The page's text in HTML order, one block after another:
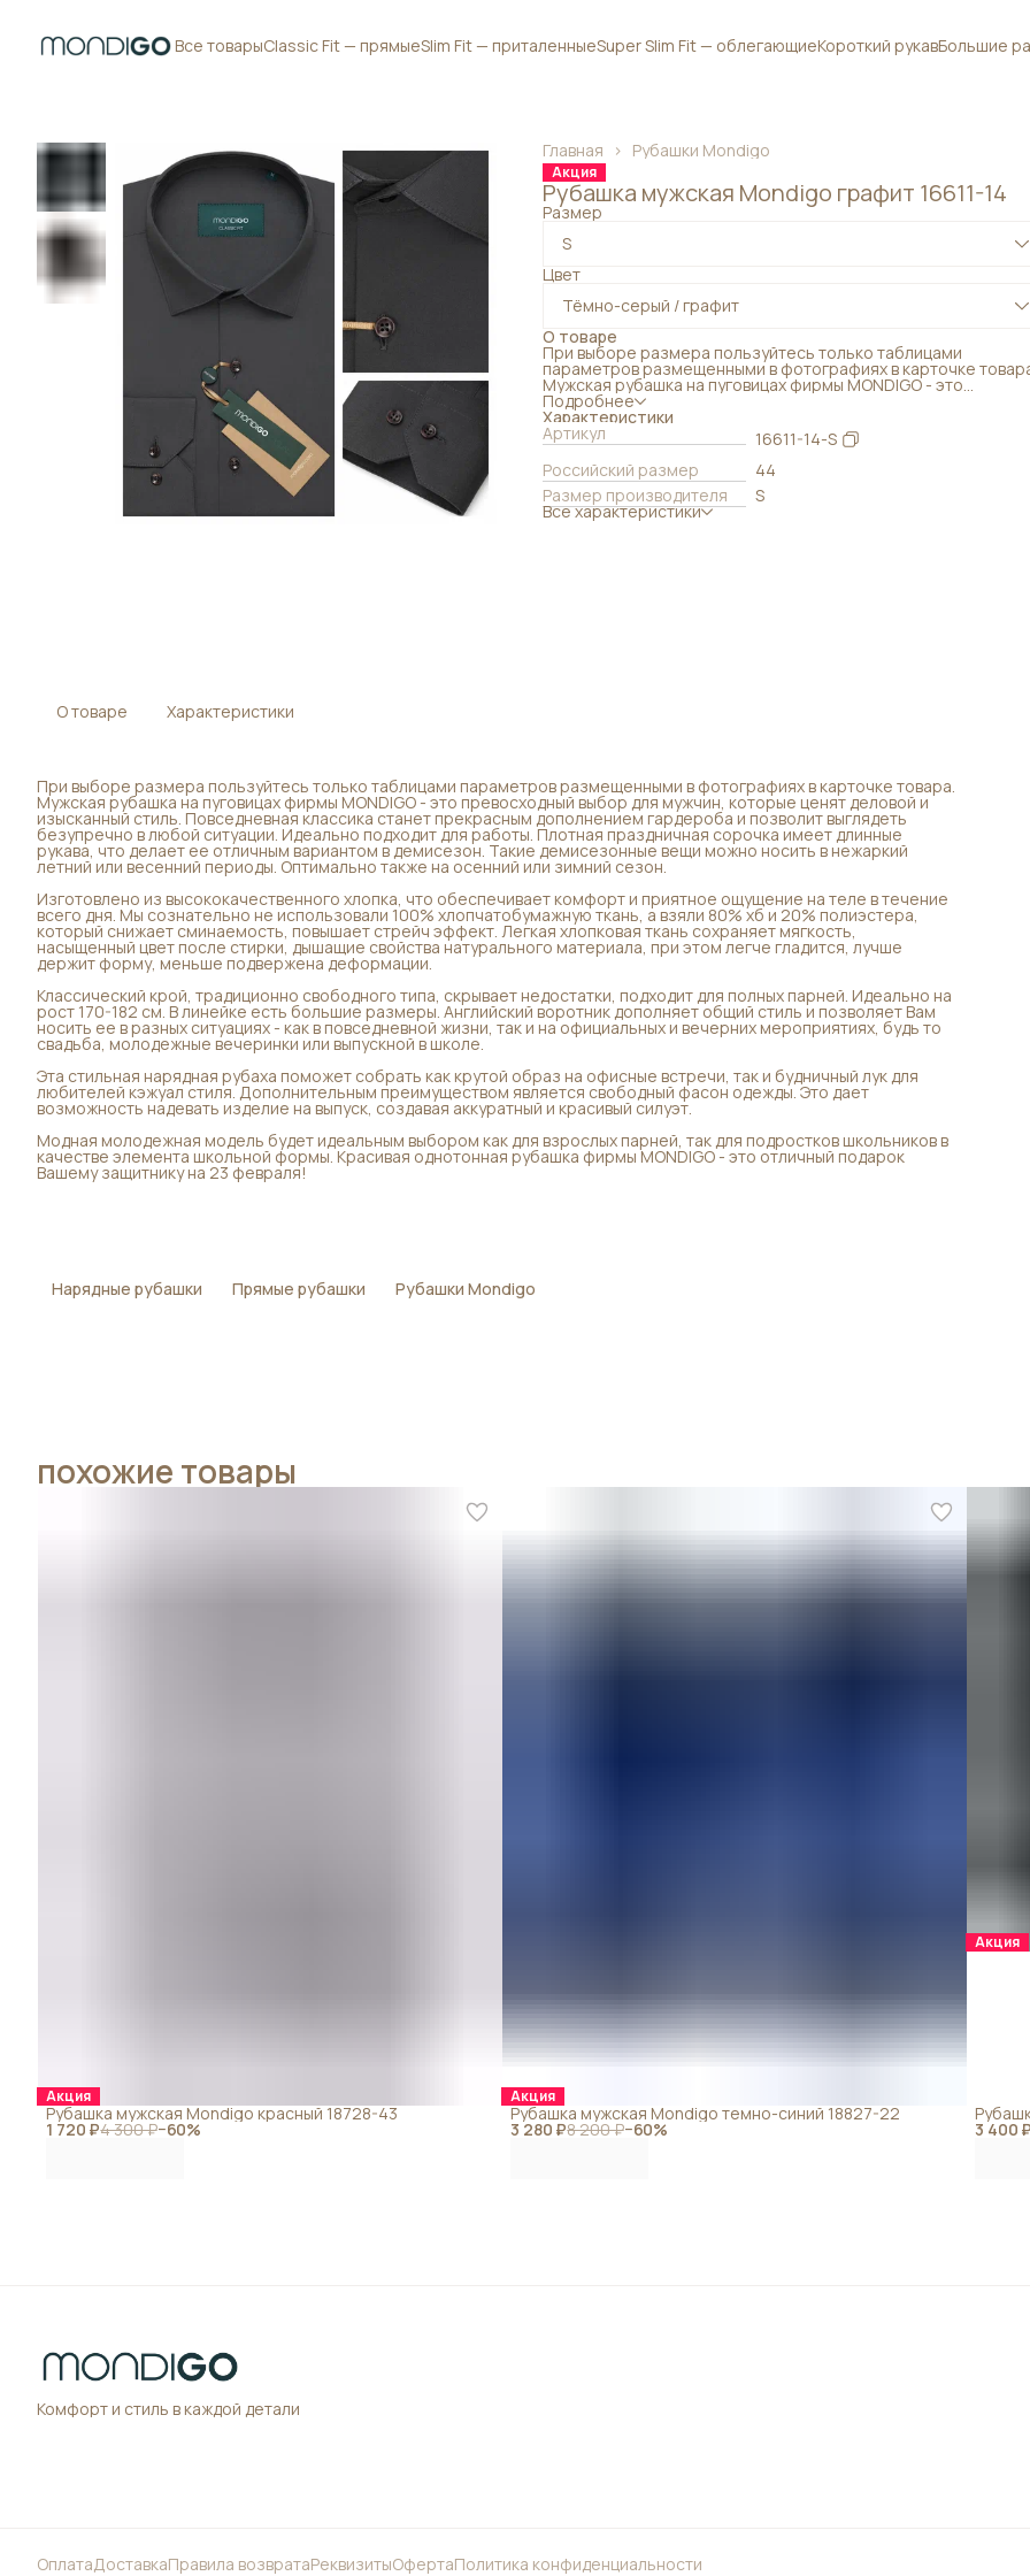
Все товарыClassic Fit — прямыеSlim Fit — приталенныеSuper Slim Fit — облегающиеКороткий рукавБольшие
Рубашки Mondigo
Главная ›
Акция
Рубашка мужская Mondigo графит 16611-14
Размер
S
Цвет
Тёмно-серый / графит
О товаре
При выборе размера пользуйтесь только таблицами
параметров размещенными в фотографиях в карточке
Мужская рубашка на пуговицах фирмы MONDIGO - это
превосходный выбор для мужчин, которые ценят деловой и
изысканный стиль. Повседневная классика станет прекрасным
дополнением гардероба и позволит выглядеть безупречно в
любой ситуации. Идеально подходит для работы. Плотная
праздничная сорочка имеет длинные рукава, что делает ее
отличным вариантом в демисезон. Такие демисезонные вещи
можно носить в нежаркий летний или весенний периоды.
Оптимально также на осенний или зимний сезон.
Эта стильная нарядная рубаха поможет собрать как крутой
образ на офисные встречи, так и будничный лук для любителей
кэжуал стиля. Дополнительным преимуществом является
свободный фасон одежды. Это дает возможность надевать
изделие на выпуск, создавая аккуратный и красивый силуэт.
Модная молодежная модель будет идеальным выбором как
элемента школьной формы. Красивая однотонная рубашка
фирмы MONDIGO - это отличный подарок Вашему защитнику на
23 февраля!
Подробнее
Характеристики
Артикул
16611-14-S
Российский размер
44
Размер производителя
S
Все характеристики
О товаре Характеристики
При выборе размера пользуйтесь только таблицами параметров размещенными в фотографиях в карточке товара.
Мужская рубашка на пуговицах фирмы MONDIGO - это превосходный выбор для мужчин, которые ценят деловой и
изысканный стиль. Повседневная классика станет прекрасным дополнением гардероба и позволит выглядеть
безупречно в любой ситуации. Идеально подходит для работы. Плотная праздничная сорочка имеет длинные
рукава, что делает ее отличным вариантом в демисезон. Такие демисезонные вещи можно носить в нежаркий
летний или весенний периоды. Оптимально также на осенний или зимний сезон.
Изготовлено из высококачественного хлопка, что обеспечивает комфорт и приятное ощущение на теле в течение
всего дня. Мы сознательно не использовали 100% хлопчатобумажную ткань, а взяли 80% хб и 20% полиэстера,
который снижает сминаемость, повышает стрейч эффект. Легкая хлопковая ткань сохраняет мягкость,
насыщенный цвет после стирки, дышащие свойства натурального материала, при этом легче гладится, лучше
держит форму, меньше подвержена деформации.
Классический крой, традиционно свободного типа, скрывает недостатки, подходит для полных парней. Идеально на
рост 170-182 см. В линейке есть большие размеры. Английский воротник дополняет общий стиль и позволяет Вам
носить ее в разных ситуациях - как в повседневной жизни, так и на официальных и вечерних мероприятиях, будь то
свадьба, молодежные вечеринки или выпускной в школе.
Эта стильная нарядная рубаха поможет собрать как крутой образ на офисные встречи, так и будничный лук для
любителей кэжуал стиля. Дополнительным преимуществом является свободный фасон одежды. Это дает
возможность надевать изделие на выпуск, создавая аккуратный и красивый силуэт.
Модная молодежная модель будет идеальным выбором как для взрослых парней, так для подростков школьников в
качестве элемента школьной формы. Красивая однотонная рубашка фирмы MONDIGO - это отличный подарок
Вашему защитнику на 23 февраля!
Нарядные рубашки Прямые рубашки Рубашки Mondigo
похожие товары
Акция
1 720 ₽4 300 ₽−60%
Рубашка мужская Mondigo красный 18728-43
Акция
3 280 ₽8 200 ₽−60%
Рубашка мужская Mondigo темно-синий 18827-22
Акция
3 400
Комфорт и стиль в каждой детали
ОплатаДоставкаПравила возвратаРеквизитыОфертаПолитика конфиденциальности